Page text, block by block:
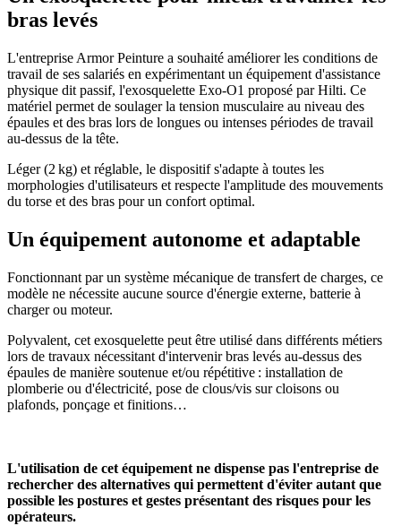
bras levés
L'entreprise Armor Peinture a souhaité améliorer les conditions de
travail de ses salariés en expérimentant un équipement d'assistance
physique dit passif, l'exosquelette Exo-O1 proposé par Hilti. Ce
matériel permet de soulager la tension musculaire au niveau des
épaules et des bras lors de longues ou intenses périodes de travail
au-dessus de la tête.
Léger (2 kg) et réglable, le dispositif s'adapte à toutes les
morphologies d'utilisateurs et respecte l'amplitude des mouvements
du torse et des bras pour un confort optimal.
Un équipement autonome et adaptable
Fonctionnant par un système mécanique de transfert de charges, ce
modèle ne nécessite aucune source d'énergie externe, batterie à
charger ou moteur.
Polyvalent, cet exosquelette peut être utilisé dans différents métiers
lors de travaux nécessitant d'intervenir bras levés au-dessus des
épaules de manière soutenue et/ou répétitive : installation de
plomberie ou d'électricité, pose de clous/vis sur cloisons ou
plafonds, ponçage et finitions…
L'utilisation de cet équipement ne dispense pas l'entreprise de
rechercher des alternatives qui permettent d'éviter autant que
possible les postures et gestes présentant des risques pour les
opérateurs.